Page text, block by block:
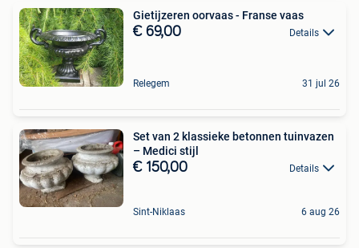
Gietijzeren oorvaas - Franse vaas
€ 69,00 Details
Relegem 31 jul 26
Set van 2 klassieke betonnen tuinvazen
– Medici stijl
€ 150,00 Details
Sint-Niklaas 6 aug 26